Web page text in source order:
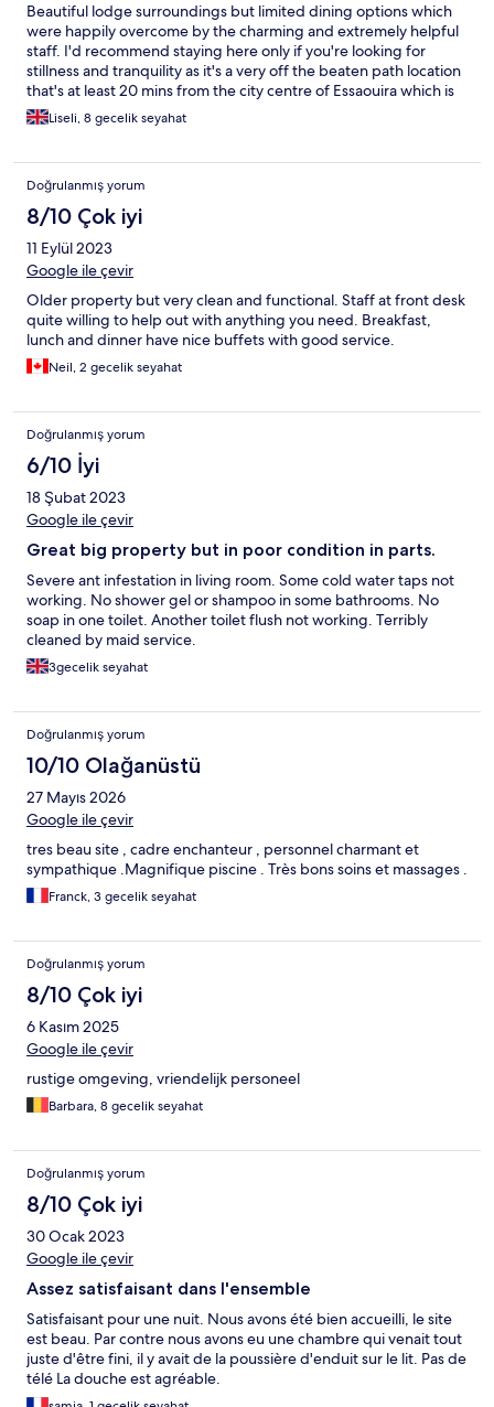
Beautiful lodge surroundings but limited dining options which
were happily overcome by the charming and extremely helpful
staff. I'd recommend staying here only if you're looking for
stillness and tranquility as it's a very off the beaten path location
that's at least 20 mins from the city centre of Essaouira which is
very charming but quiet too.
Liseli, 8 gecelik seyahat
Doğrulanmış yorum
8/10 Çok iyi
11 Eylül 2023
Google ile çevir
Older property but very clean and functional. Staff at front desk
quite willing to help out with anything you need. Breakfast,
lunch and dinner have nice buffets with good service.
Neil, 2 gecelik seyahat
Doğrulanmış yorum
6/10 İyi
18 Şubat 2023
Google ile çevir
Great big property but in poor condition in parts.
Severe ant infestation in living room. Some cold water taps not
working. No shower gel or shampoo in some bathrooms. No
soap in one toilet. Another toilet flush not working. Terribly
cleaned by maid service.
3gecelik seyahat
Doğrulanmış yorum
10/10 Olağanüstü
27 Mayıs 2026
Google ile çevir
tres beau site , cadre enchanteur , personnel charmant et
sympathique .Magnifique piscine . Très bons soins et massages .
Franck, 3 gecelik seyahat
Doğrulanmış yorum
8/10 Çok iyi
6 Kasım 2025
Google ile çevir
rustige omgeving, vriendelijk personeel
Barbara, 8 gecelik seyahat
Doğrulanmış yorum
8/10 Çok iyi
30 Ocak 2023
Google ile çevir
Assez satisfaisant dans l'ensemble
Satisfaisant pour une nuit. Nous avons été bien accueilli, le site
est beau. Par contre nous avons eu une chambre qui venait tout
juste d'être fini, il y avait de la poussière d'enduit sur le lit. Pas de
télé La douche est agréable.